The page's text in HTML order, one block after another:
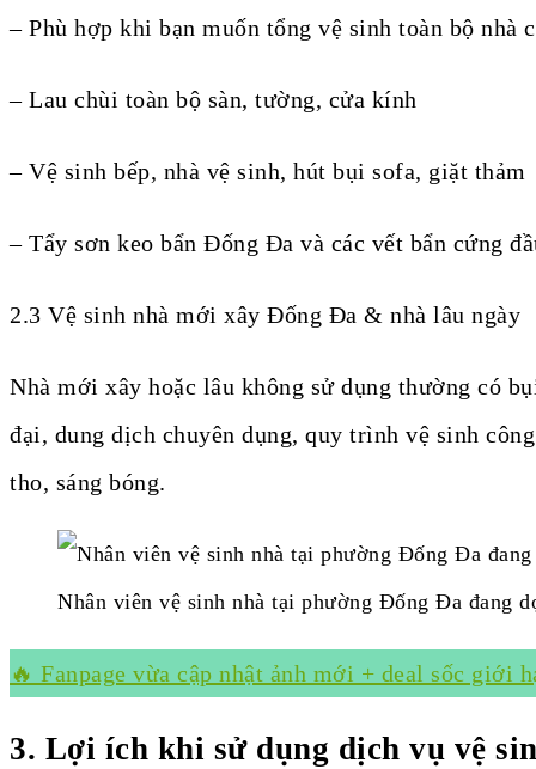
– Phù hợp khi bạn muốn tổng vệ sinh toàn bộ nhà
– Lau chùi toàn bộ sàn, tường, cửa kính
– Vệ sinh bếp, nhà vệ sinh, hút bụi sofa, giặt thảm
– Tẩy sơn keo bẩn Đống Đa và các vết bẩn cứng
2.3 Vệ sinh nhà mới xây Đống Đa & nhà lâu ngày
Nhà mới xây hoặc lâu không sử dụng thường có
đại, dung dịch chuyên dụng, quy trình vệ sinh
tho, sáng bóng.
Nhân viên vệ sinh nhà tại phường Đống Đa đang
🔥 Fanpage vừa cập nhật ảnh mới + deal sốc giới
3. Lợi ích khi sử dụng dịch vụ vệ